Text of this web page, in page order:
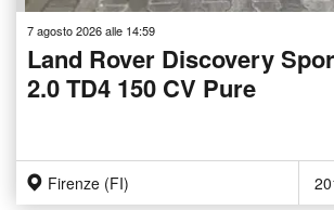
7 agosto 2026 alle 14:59
Land Rover Discovery
2.0 TD4 150 CV Pure
Firenze (FI)